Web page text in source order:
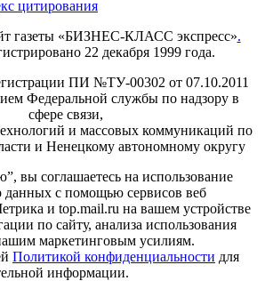
газеты «БИЗНЕС-КЛАСС экспресс».
22 декабря 1999 года.
ПИ №ТУ-00302 от 07.10.2011
Федеральной службы по надзору в
сфере связи,
и массовых коммуникаций по
и Ненецкому автономному округу
вы соглашаетесь на использование
данных с помощью сервисов веб
и top.mail.ru на вашем устройстве
по сайту, анализа использования
маркетинговым усилиям.
Политикой конфиденциальности для
информации.